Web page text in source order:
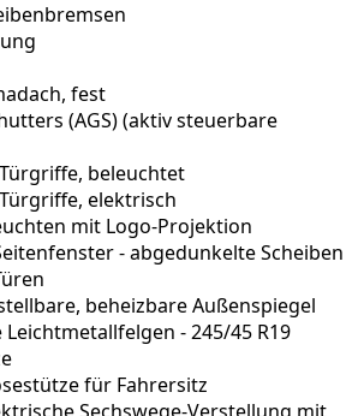
fest
(AGS) (aktiv steuerbare
beleuchtet
elektrisch
mit Logo-Projektion
- abgedunkelte Scheiben
beheizbare Außenspiegel
Leichtmetallfelgen - 245/45 R19
für Fahrersitz